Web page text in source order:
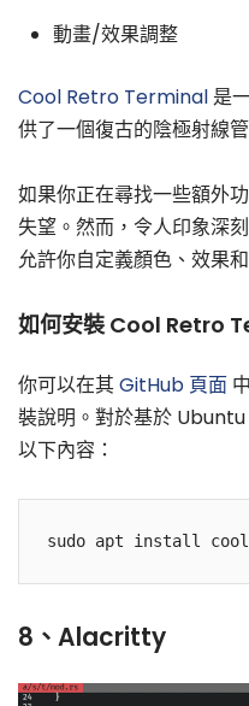
動畫/效果調整
Cool Retro Terminal是
供了一個復古的陰極射線
如果你正在尋找一些額外
失望。然而，令人印象深
允許你自定義顏色、效果
如何安裝 Cool Retro
你可以在其GitHub 頁面
裝說明。對於基於
以下內容：
8、Alacritty